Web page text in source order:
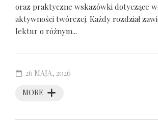
oraz praktyczne wskazówki dotyczące
aktywności twórczej. Każdy rozdział
lektur o różnym...
MORE
26 MAJA, 2026